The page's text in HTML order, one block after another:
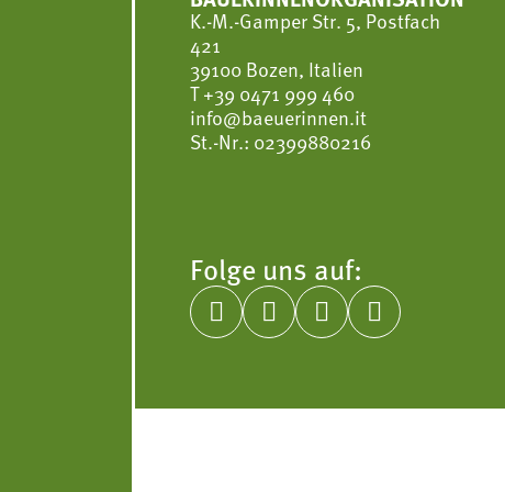
K.-M.-Gamper Str. 5, Postfach
421
39100 Bozen, Italien
T+39 0471 999 460
info@baeuerinnen.it
St.-Nr.: 02399880216
Folge uns auf:
   